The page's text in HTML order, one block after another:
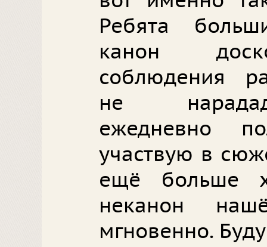
Ребята
канон
соблюдения
не
ежедневно
участвую в
ещё больше
неканон
мгновенно.